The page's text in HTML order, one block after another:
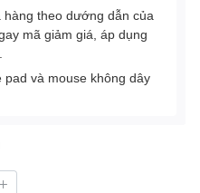
theo dướng dẫn của
mã giảm giá, áp dụng
và mouse không dây